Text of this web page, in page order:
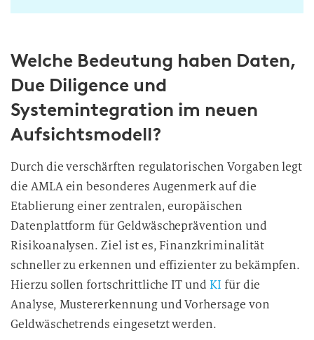
Welche Bedeutung haben Daten,
Due Diligence und
Systemintegration im neuen
Aufsichtsmodell?
Durch die verschärften regulatorischen Vorgaben legt
die AMLA ein besonderes Augenmerk auf die
Etablierung einer zentralen, europäischen
Datenplattform für Geldwäscheprävention und
Risikoanalysen. Ziel ist es, Finanzkriminalität
schneller zu erkennen und effizienter zu bekämpfen.
Hierzu sollen fortschrittliche IT und KI für die
Analyse, Mustererkennung und Vorhersage von
Geldwäschetrends eingesetzt werden.